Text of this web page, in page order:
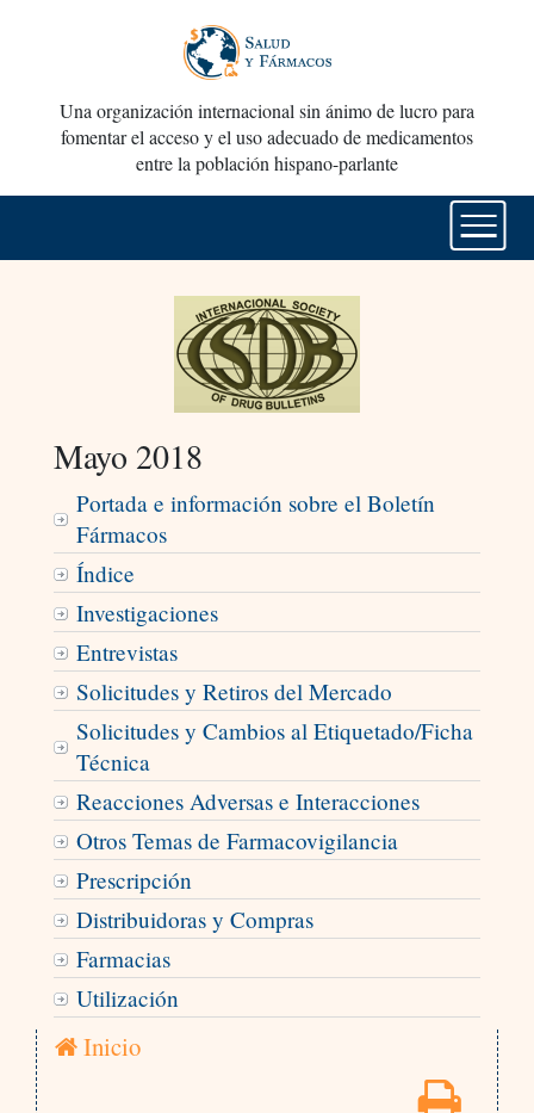
Una organización internacional sin ánimo de lucro para
fomentar el acceso y el uso adecuado de medicamentos
entre la población hispano-parlante
Mayo 2018
Portada e información sobre el Boletín
Fármacos
Índice
Investigaciones
Entrevistas
Solicitudes y Retiros del Mercado
Solicitudes y Cambios al Etiquetado/Ficha
Técnica
Reacciones Adversas e Interacciones
Otros Temas de Farmacovigilancia
Prescripción
Distribuidoras y Compras
Farmacias
Utilización
Inicio